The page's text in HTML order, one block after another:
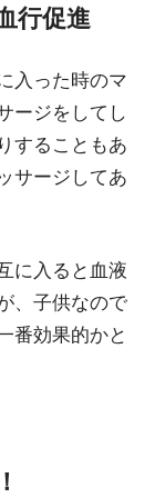
行促進
入った時のマ
ージをしてし
することもあ
サージしてあ
に入ると血液
、子供なので
番効果的かと